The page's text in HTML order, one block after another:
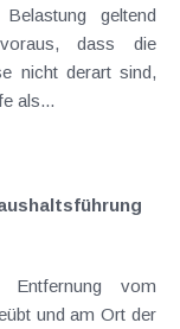
geltend
dass die
nicht derart sind,
als...
vom
und am Ort der